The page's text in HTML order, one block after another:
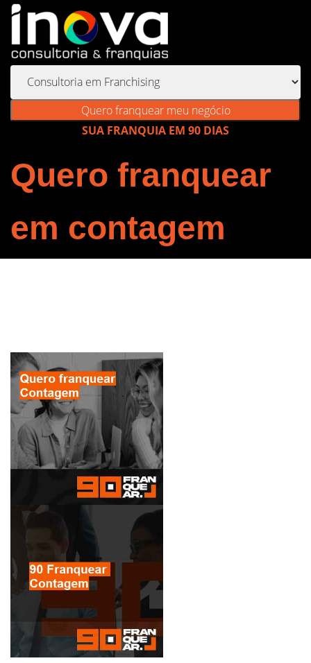
Quero franquear meu negócio
SUA FRANQUIA EM 90 DIAS
Quero franquear
em contagem